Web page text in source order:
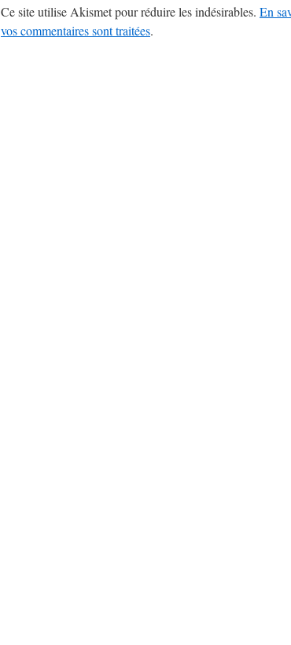
Ce site utilise Akismet pour réduire les indésirables. En
vos commentaires sont traitées.